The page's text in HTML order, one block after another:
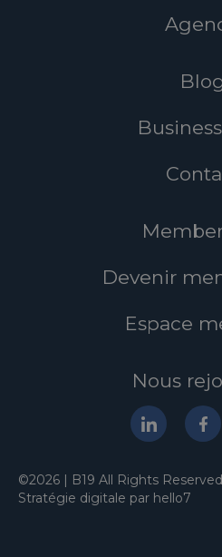
Devenir
Espace
Nous
©2026 | B19 All Rights Reserved
Stratégie digitale par hello7